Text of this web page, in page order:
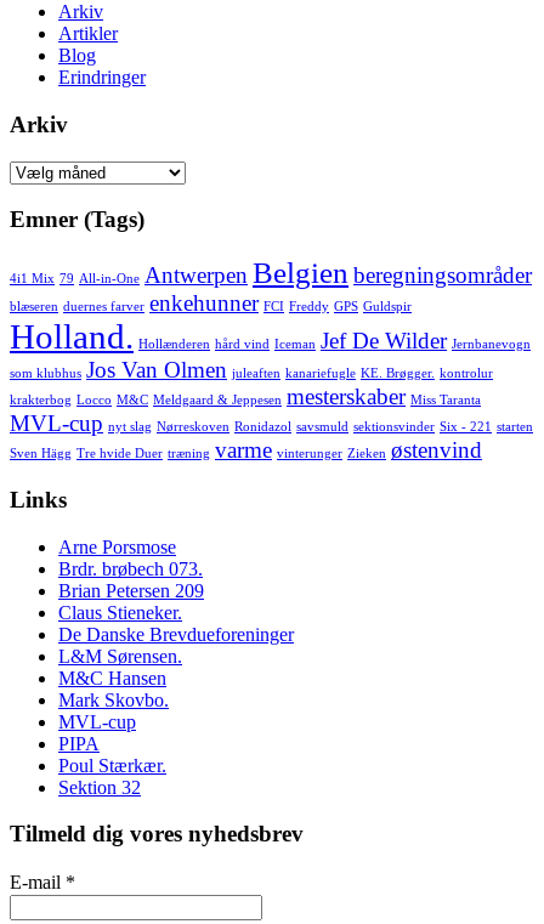
Arkiv
Artikler
Blog
Erindringer
Arkiv
Arkiv
Emner (Tags)
4i1 Mix 79 All-in-One Antwerpen Belgien beregningsområder
blæseren duernes farver enkehunner FCI Freddy GPS Guldspir
Holland. Hollænderen hård vind Iceman Jef De Wilder Jernbanevogn
som klubhus Jos Van Olmen juleaften kanariefugle KE. Brøgger. kontrolur
krakterbog Locco M&C Meldgaard & Jeppesen mesterskaber Miss Taranta
MVL-cup nyt slag Nørreskoven Ronidazol savsmuld sektionsvinder Six - 221
starten
Sven Hägg Tre hvide Duer træning varme vinterunger Zieken østenvind
Links
Arne Porsmose
Brdr. brøbech 073.
Brian Petersen 209
Claus Stieneker.
De Danske Brevdueforeninger
L&M Sørensen.
M&C Hansen
Mark Skovbo.
MVL-cup
PIPA
Poul Stærkær.
Sektion 32
Tilmeld dig vores nyhedsbrev
E-mail *